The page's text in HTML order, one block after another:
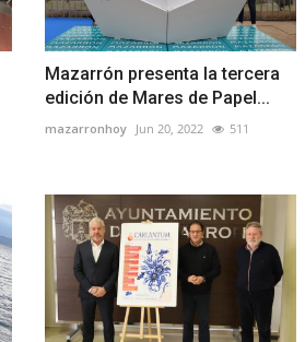
Mazarrón presenta la tercera
edición de Mares de Papel...
mazarronhoy Jun 20, 2022 511